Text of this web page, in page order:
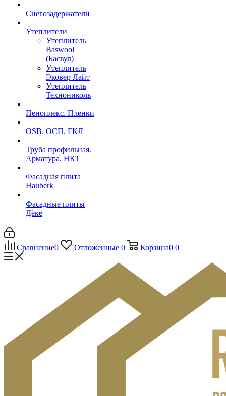
Снегозадержатели
Утеплители
Утеплитель
Baswool
(Басвул)
Утеплитель
Эковер Лайт
Утеплитель
Технониколь
Пеноплекс. Пленки
OSB. ОСП. ГКЛ
Труба профильная.
Арматура. НКТ
Фасадная плита
Hauberk
Фасадные плиты
Дёке
Сравнение0 Отложенные 0 Корзина0 0